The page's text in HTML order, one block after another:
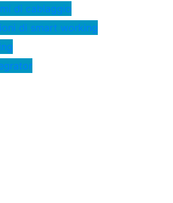
di cablaggio
di smart working